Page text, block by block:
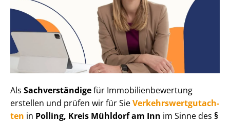
Als Sachverständigefür Im­mo­bi­li­en­be­wer­tung
erstellen und prüfen wir für SieVer­kehrs­wert­gut­ach­
ten in Polling, Kreis Mühldorf am Inn im Sinne des §